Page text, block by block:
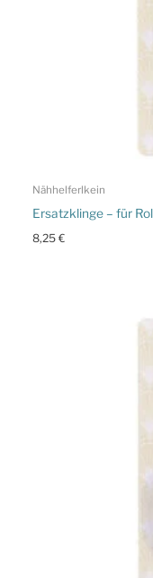
Nähhelferlkein
Ersatzklinge – für
8,25€